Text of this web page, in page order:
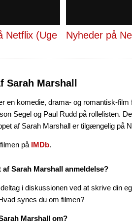
Netflix (Uge
Nyheder på
Sarah Marshall
en komedie, drama- og romantisk-film
Segel og Paul Rudd på rollelisten.
af Sarah Marshall er tilgængelig på
på IMDb.
Sarah Marshall anmeldelse?
i diskussionen ved at skrive din
synes du om filmen?
Marshall om?